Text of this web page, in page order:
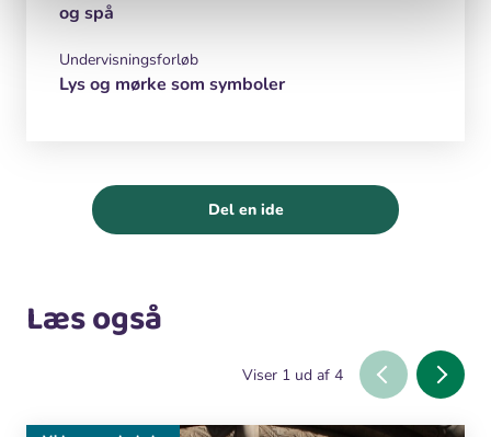
og spå
Undervisningsforløb
Lys og mørke som symboler
Del en ide
Læs også
Viser 1 ud af 4